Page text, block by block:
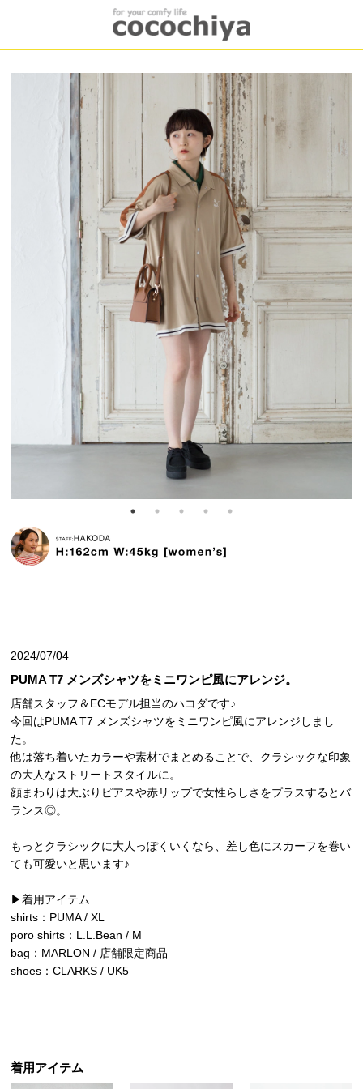
2024/07/04
PUMA T7 メンズシャツをミニワンピ風にアレンジ。
店舗スタッフ＆ECモデル担当のハコダです♪
今回はPUMA T7 メンズシャツをミニワンピ風にアレンジしまし
た。
他は落ち着いたカラーや素材でまとめることで、クラシックな印象
の大人なストリートスタイルに。
顔まわりは大ぶりピアスや赤リップで女性らしさをプラスするとバ
ランス◎。
もっとクラシックに大人っぽくいくなら、差し色にスカーフを巻い
ても可愛いと思います♪
▶︎着用アイテム
shirts：PUMA / XL
poro shirts：L.L.Bean / M
bag：MARLON / 店舗限定商品
shoes：CLARKS / UK5
着用アイテム